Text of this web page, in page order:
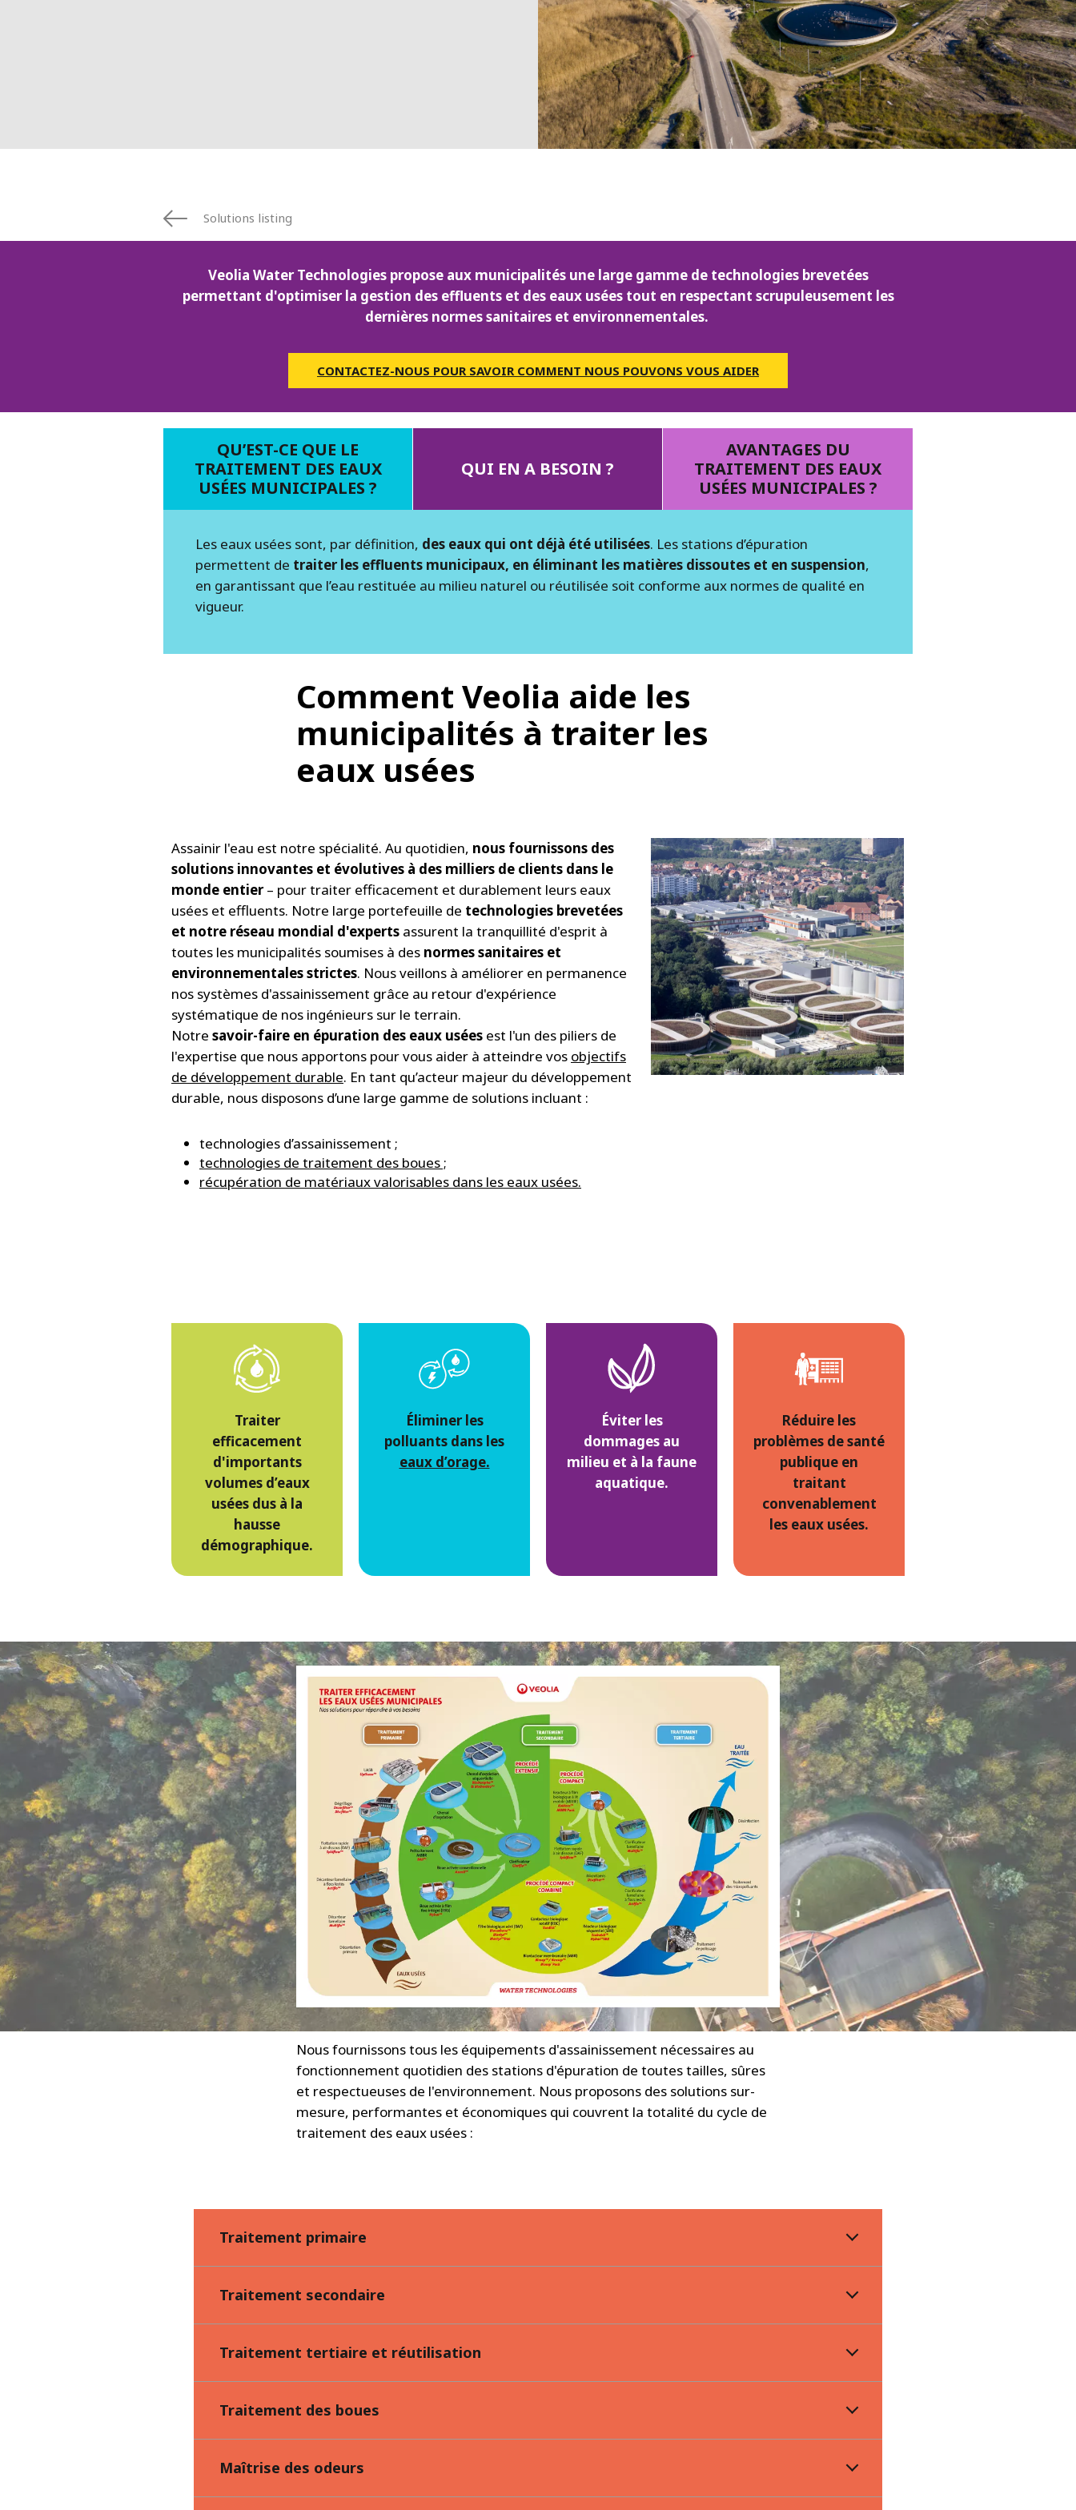
SUÈDE
PMT
SIDEM
WESTGARTH
WHITTIER
Solutions listing
Veolia Water Technologies propose aux municipalités une large gamme de technologies brevetées
permettant d'optimiser la gestion des effluents et des eaux usées tout en respectant scrupuleusement les
dernières normes sanitaires et environnementales.
CONTACTEZ-NOUS POUR SAVOIR COMMENT NOUS POUVONS VOUS AIDER
QU’EST-CE QUE LE
TRAITEMENT DES EAUX
USÉES MUNICIPALES ?
Les eaux usées sont, par définition, des eaux qui ont déjà été utilisées. Les stations d’épuration
permettent de traiter les effluents municipaux, en éliminant les matières dissoutes et en suspension,
en garantissant que l’eau restituée au milieu naturel ou réutilisée soit conforme aux normes de qualité en
vigueur.
QUI EN A BESOIN ?
AVANTAGES DU
TRAITEMENT DES EAUX
USÉES MUNICIPALES ?
Comment Veolia aide les
municipalités à traiter les
eaux usées
Assainir l'eau est notre spécialité. Au quotidien, nous fournissons des
solutions innovantes et évolutives à des milliers de clients dans le
monde entier– pour traiter efficacement et durablement leurs eaux
usées et effluents. Notre large portefeuille de technologies brevetées
et notre réseau mondial d'experts assurent la tranquillité d'esprit à
toutes les municipalités soumises à des normes sanitaires et
environnementales strictes. Nous veillons à améliorer en permanence
nos systèmes d'assainissement grâce au retour d'expérience
systématique de nos ingénieurs sur le terrain.
Notre savoir-faire en épuration des eaux usées est l'un des piliers de
l'expertise que nous apportons pour vous aider à atteindre vos objectifs
de développement durable. En tant qu’acteur majeur du développement
durable, nous disposons d’une large gamme de solutions incluant :
technologies d’assainissement ;
technologies de traitement des boues ;
récupération de matériaux valorisables dans les eaux usées.
Traiter
efficacement
d'importants
volumes d’eaux
usées dus à la
hausse
démographique.
Éliminer les
polluants dans les
eaux d’orage.
Éviter les
dommages au
milieu et à la faune
aquatique.
Réduire les
problèmes de santé
publique en
traitant
convenablement
les eaux usées.
Nous fournissons tous les équipements d'assainissement nécessaires au
fonctionnement quotidien des stations d'épuration de toutes tailles, sûres
et respectueuses de l'environnement. Nous proposons des solutions sur-
mesure, performantes et économiques qui couvrent la totalité du cycle de
traitement des eaux usées :
Traitement primaire
Traitement secondaire
Traitement tertiaire et réutilisation
Traitement des boues
Maîtrise des odeurs